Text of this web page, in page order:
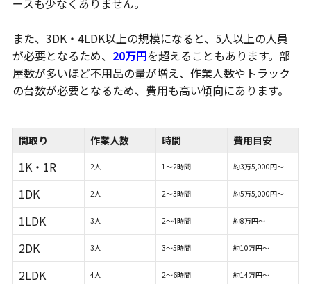
また、3DK・4LDK以上の規模になると、5人以上の人員
が必要となるため、 20万円を超えることもあります。部
屋数が多いほど不用品の量が増え、作業人数やトラック
の台数が必要となるため、費用も高い傾向にあります。
間取り 作業人数 時間 費用目安
1K・1R 2人 1～2時間 約3万5,000円～
1DK 2人 2～3時間 約5万5,000円～
1LDK 3人 2～4時間 約8万円～
2DK 3人 3～5時間 約10万円～
2LDK 4人 2～6時間 約14万円～